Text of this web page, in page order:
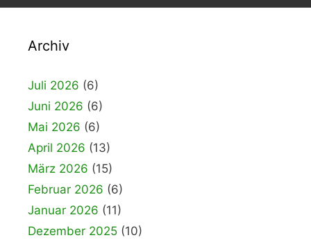
Archiv
Juli 2026 (6)
Juni 2026 (6)
Mai 2026 (6)
April 2026 (13)
März 2026 (15)
Februar 2026 (6)
Januar 2026 (11)
Dezember 2025 (10)